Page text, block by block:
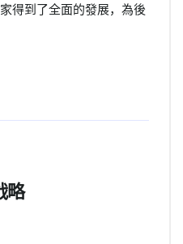
得到了全面的發展，為後
略